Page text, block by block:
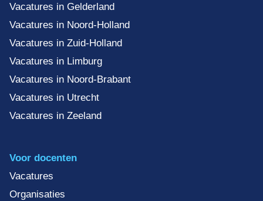
Vacatures in Gelderland
Vacatures in Noord-Holland
Vacatures in Zuid-Holland
Vacatures in Limburg
Vacatures in Noord-Brabant
Vacatures in Utrecht
Vacatures in Zeeland
Voor docenten
Vacatures
Organisaties